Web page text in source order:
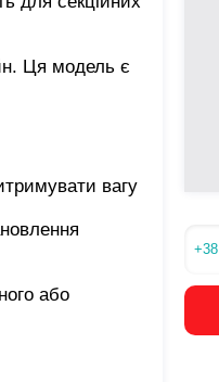
Ця модель є
вагу
або